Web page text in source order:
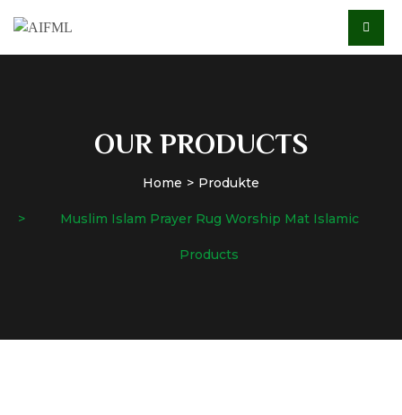
OUR PRODUCTS
Home Produkte
Muslim Islam Prayer Rug Worship Mat Islamic
Products